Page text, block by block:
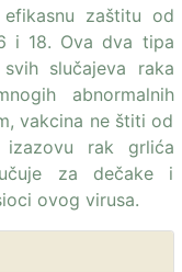
zaštitu od
i 18. Ova dva tipa
slučajeva raka
abnormalnih
vakcina ne štiti od
rak grlića
za dečake i
ovog virusa.